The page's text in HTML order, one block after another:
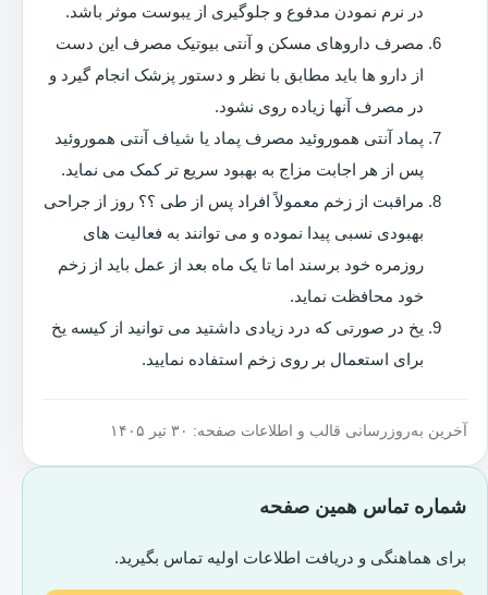
در نرم نمودن مدفوع و جلوگیری از یبوست موثر باشد.
مصرف داروهای مسکن و آنتی بیوتیک مصرف این دست
از دارو ها باید مطابق با نظر و دستور پزشک انجام گیرد و
در مصرف آنها زیاده روی نشود.
پماد آنتی هموروئید مصرف پماد یا شیاف آنتی هموروئید
پس از هر اجابت مزاج به بهبود سریع تر کمک می نماید.
مراقبت از زخم معمولاً افراد پس از طی ؟؟ روز از جراحی
بهبودی نسبی پیدا نموده و می توانند به فعالیت های
روزمره خود برسند اما تا یک ماه بعد از عمل باید از زخم
خود محافظت نماید.
یخ در صورتی که درد زیادی داشتید می توانید از کیسه یخ
برای استعمال بر روی زخم استفاده نمایید.
آخرین به‌روزرسانی قالب و اطلاعات صفحه: ۳۰ تیر ۱۴۰۵
شماره تماس همین صفحه
برای هماهنگی و دریافت اطلاعات اولیه تماس بگیرید.